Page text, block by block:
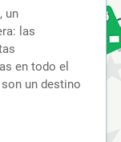
un
las
en todo el
un destino